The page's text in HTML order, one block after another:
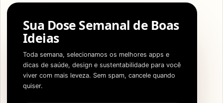
Sua Dose Semanal de Boas
Ideias
Toda semana, selecionamos os melhores apps e
dicas de saúde, design e sustentabilidade para você
viver com mais leveza. Sem spam, cancele quando
quiser.